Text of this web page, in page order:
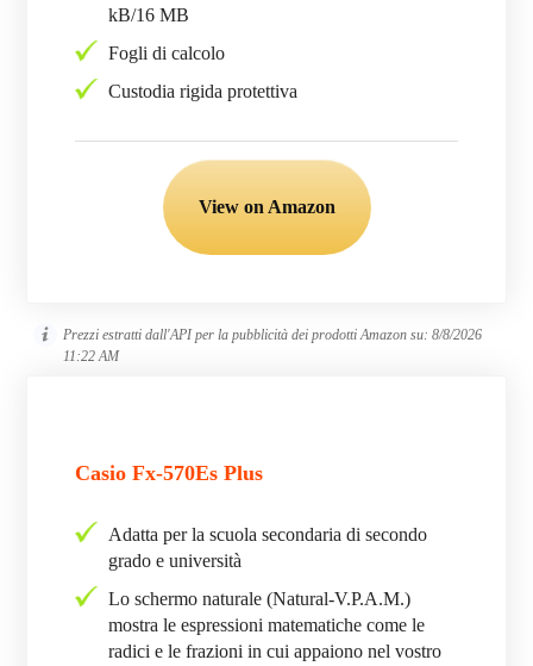
kB/16 MB
Fogli di calcolo
Custodia rigida protettiva
View on Amazon
Prezzi estratti dall'API per la pubblicità dei prodotti Amazon su:8/8/2026
11:22 AM
Casio Fx-570Es Plus
Adatta per la scuola secondaria di secondo
grado e università
Lo schermo naturale (Natural-V.P.A.M.)
mostra le espressioni matematiche come le
radici e le frazioni in cui appaiono nel vostro